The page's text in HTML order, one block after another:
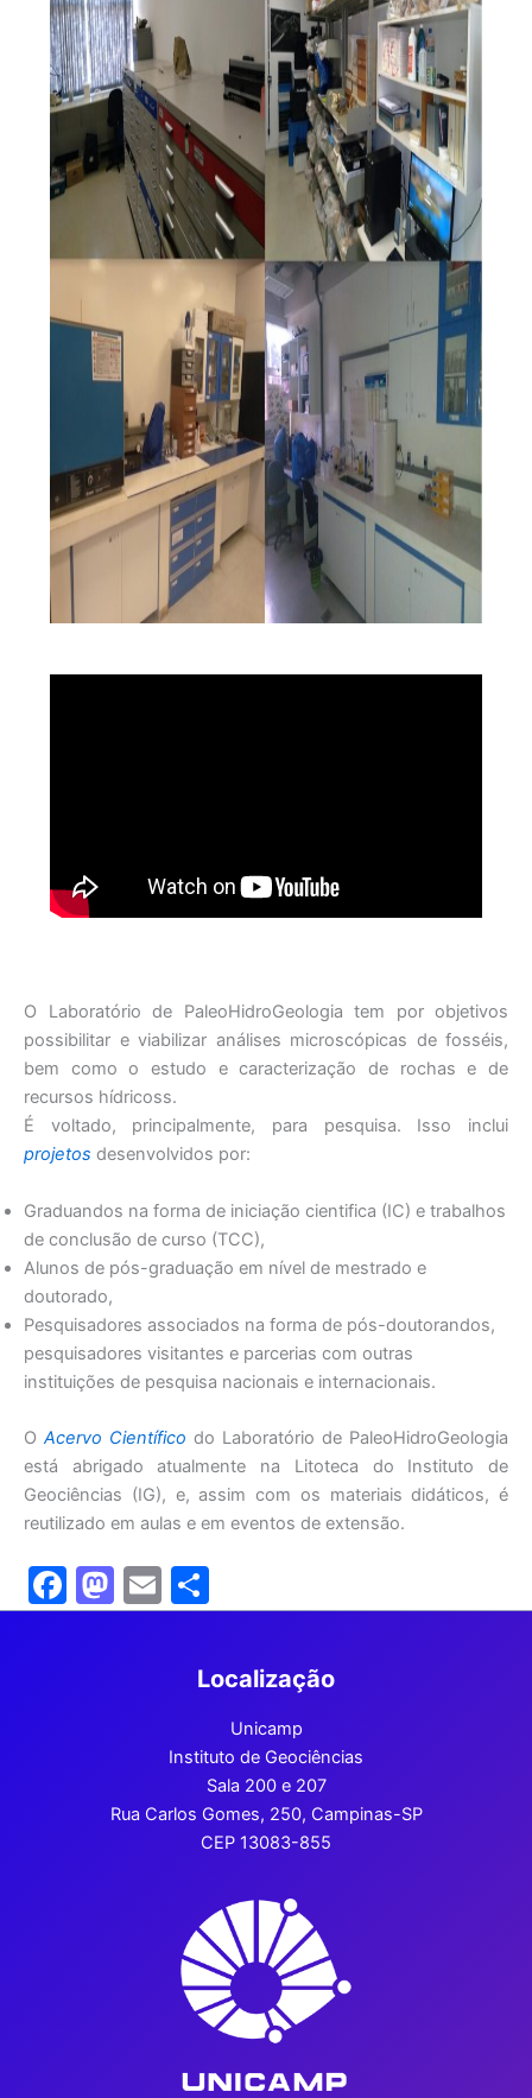
O Laboratório de PaleoHidroGeologia tem por objetivos
possibilitar e viabilizar análises microscópicas de fosséis,
bem como o estudo e caracterização de rochas e de
recursos hídricoss.
É voltado, principalmente, para pesquisa. Isso inclui
projetos desenvolvidos por:
Graduandos na forma de iniciação cientifica (IC) e trabalhos
de conclusão de curso (TCC),
Alunos de pós-graduação em nível de mestrado e
doutorado,
Pesquisadores associados na forma de pós-doutorandos,
pesquisadores visitantes e parcerias com outras
instituições de pesquisa nacionais e internacionais.
O Acervo Científico do Laboratório de PaleoHidroGeologia
está abrigado atualmente na Litoteca do Instituto de
Geociências (IG), e, assim com os materiais didáticos, é
reutilizado em aulas e em eventos de extensão.
F
a
M
a
n
E
m h
e
Localização
Unicamp
Instituto de Geociências
Sala 200 e 207
Rua Carlos Gomes, 250, Campinas-SP
CEP 13083-855